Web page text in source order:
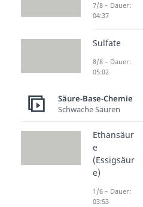
eine
aufzeichnen.
dem bei einer
pH-Wert und
Volumen an
sind.
der gesuchte
Übrigens:
Protonen
viele
7/8 – Dauer:
04:37
Sulfate
8/8 – Dauer:
05:02
Säure-Base-Chemie
Schwache Säuren
Ethansäur
e
(Essigsäur
e)
1/6 – Dauer:
03:53